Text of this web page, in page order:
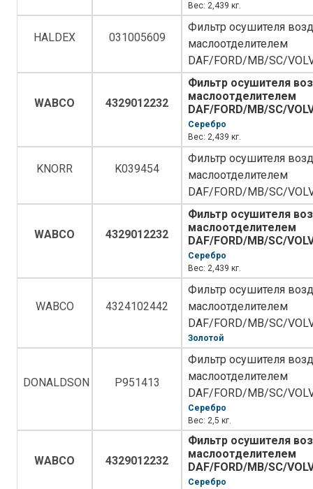
Вес: 2,439 кг.
HALDEX 031005609
Фильтр осушителя
маслоотделителем
DAF/FORD/MB/SC/
WABCO 4329012232
Фильтр осушителя
маслоотделителем
DAF/FORD/MB/SC/
Серебро
Вес: 2,439 кг.
KNORR K039454
Фильтр осушителя
маслоотделителем
DAF/FORD/MB/SC/
WABCO 4329012232
Фильтр осушителя
маслоотделителем
DAF/FORD/MB/SC/
Серебро
Вес: 2,439 кг.
WABCO 4324102442
Фильтр осушителя
маслоотделителем
DAF/FORD/MB/SC/
Золотой
DONALDSON P951413
Фильтр осушителя
маслоотделителем
DAF/FORD/MB/SC/
Серебро
Вес: 2,5 кг.
WABCO 4329012232
Фильтр осушителя
маслоотделителем
DAF/FORD/MB/SC/
Серебро